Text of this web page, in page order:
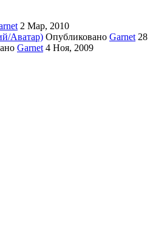
2 Мар, 2010
Аватар) Опубликовано Garnet
Garnet 4 Ноя, 2009